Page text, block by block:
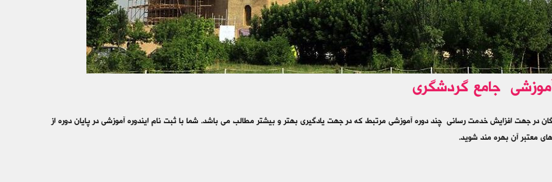
جامع گردشگری
در جهت افزایش خدمت رسانی چند دوره آموزشی مرتبط که در جهت یادگیری بهتر و بیشتر مطالب می باشد. شما با ثبت نام ایندوره آموزشی در پایان دوره از
های معتبر آن بهره مند شوید.